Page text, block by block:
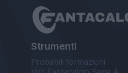
Strumenti
Probabili formazioni